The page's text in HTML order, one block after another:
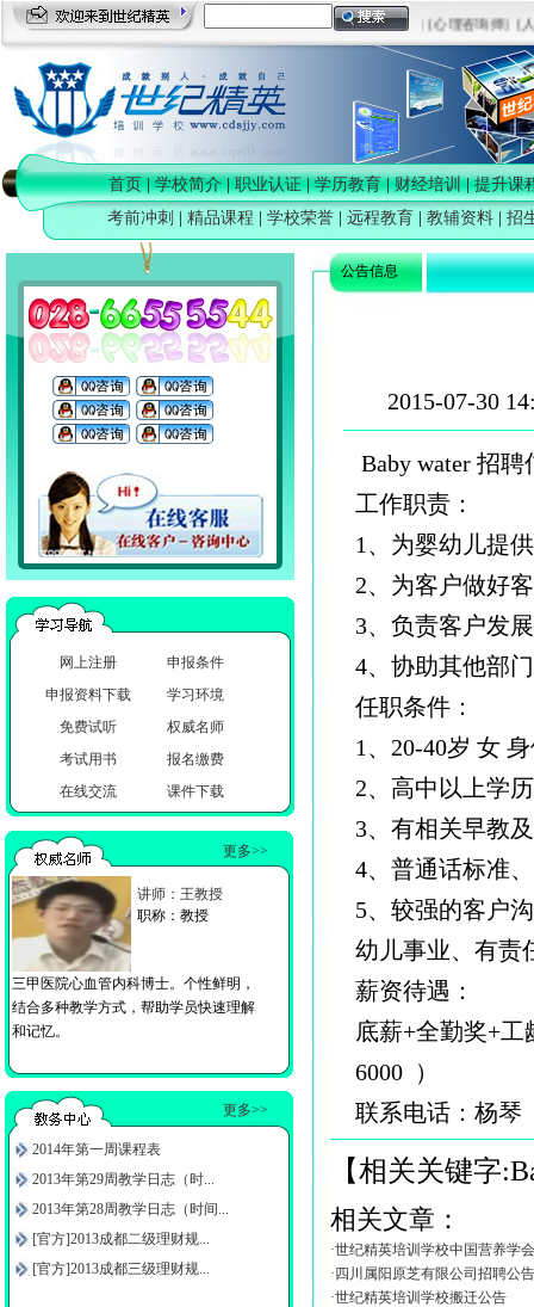
[司法考培训] [心理咨询师] [
首页|学校简介|职业认证|学历教育|财经培训|提升课
考前冲刺
精品课程 学校荣誉| 远程教育 教辅资料| 招
网上注册
申报条件
申报资料下载
学习环境
免费试听
权威名师
考试用书
报名缴费
在线交流
课件下载
更多>>
讲师：王教授
职称：教授
三甲医院心血管内科博士。个性鲜明，
结合多种教学方式，帮助学员快速理解
和记忆。
更多>>
2014年第一周课程表
2013年第29周教学日志（时...
2013年第28周教学日志（时间...
[官方]2013成都二级理财规...
[官方]2013成都三级理财规...
公告信息
2015-07-30
Baby water 招
工作职责：
1、为婴幼儿提
2、为客户做好
3、负责客户发
4、协助其他部
任职条件：
1、20-40岁 女
2、高中以上学历
3、有相关早教
4、普通话标准
5、较强的客户
幼儿事业、有责
薪资待遇：
底薪+全勤奖+
6000 ）
联系电话：杨琴
【相关关键字:
相关文章：
·世纪精英培训学校中国营养学
·四川属阳原芝有限公司招聘公告
·世纪精英培训学校搬迁公告